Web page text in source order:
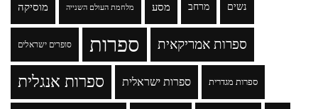
מוסיקה מלחמת העולם השנייה מסע מרחב נשים
סופרים ישראלים ספרות ספרות אמריקאית
ספרות אנגלית ספרות ישראלית ספרות מגדרית